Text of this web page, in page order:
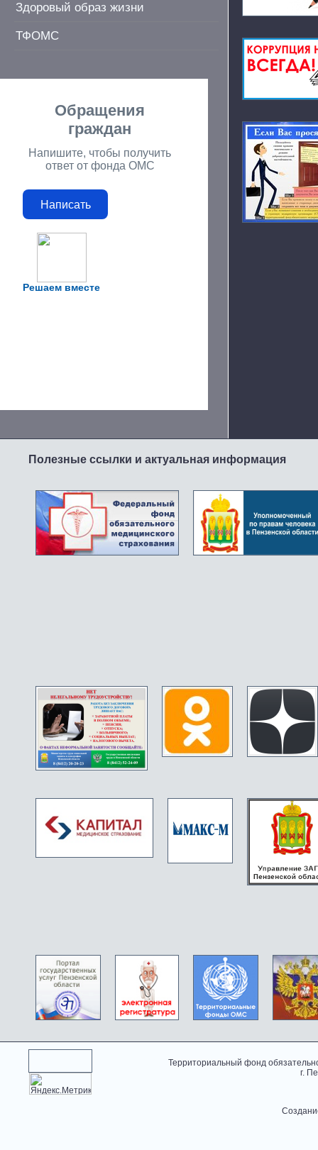
Здоровый образ жизни
ТФОМС
Решаем вместе
Обращения
граждан
Напишите, чтобы получить
ответ от фонда ОМС
Написать
Полезные ссылки и актуальная информация
Территориальный фонд
г.